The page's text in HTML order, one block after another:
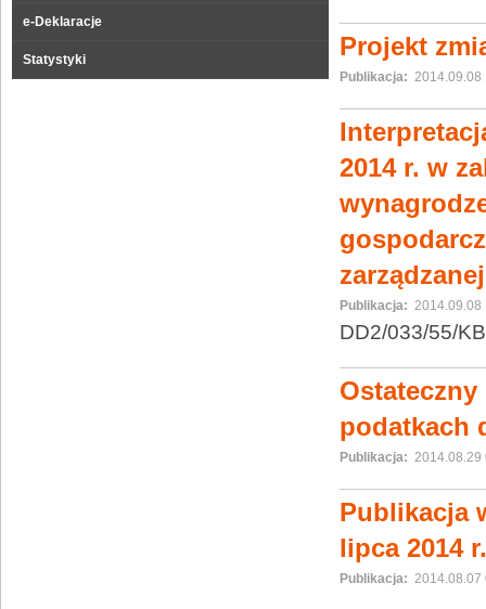
e-Deklaracje
Statystyki Projekt
Publikacja: 2014.09.08
2014 r. w
Publikacja: 2014.09.08
DD2/033/55/
podatkach
Publikacja: 2014.08.29
Publikacja
lipca 2014 r.
Publikacja: 2014.08.07